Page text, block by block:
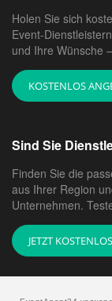
Holen Sie sich
Event-
und Ihre Wünsche
KOSTENLOS
Sind Sie
Finden Sie die
aus Ihrer Region
Unternehmen.
JETZT